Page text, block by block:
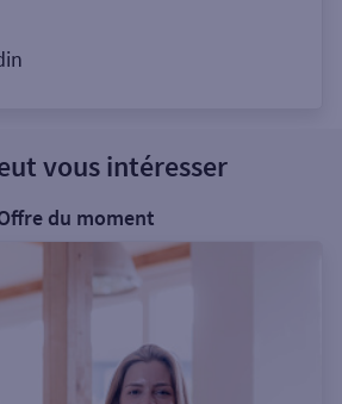
vous intéresser
du moment